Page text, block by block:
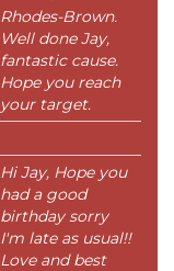
Rhodes-Brown.
Well done Jay,
fantastic cause.
Hope you reach
your target.
Hi Jay, Hope you
had a good
birthday sorry
I'm late as usual!!
Love and best